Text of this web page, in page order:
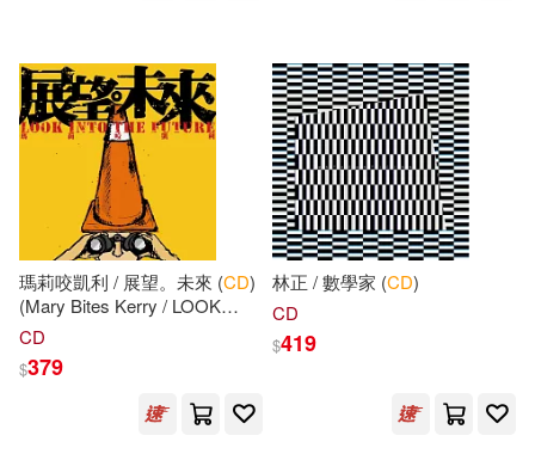
無印良品(66) 日用清潔(406)
休閒生活(267)
婦幼生活(242)
餐廚生活(312) 電子票證(7)
鞋包配件(4067)
素人ﾎｲﾎｲZ(439)
Not Available (NA)(246)
ホットエンターテイメント(246)
中公教育教師資格考試研究院(237)
出版社 (可複選)
Ingram(5875)
SONY MUSIC(5220)
warner music(1954)
(可複選)
瑪莉咬凱利 / 展望。未來 (CD)
(Mary Bites Kerry / LOOK
INTO THE FUTURE)
CD
$379
林正 / 數學家 (CD)
CD
$419